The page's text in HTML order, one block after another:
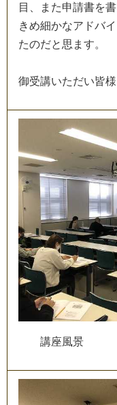
目
ま た申請書を書
きめ細かなア ドバイ
たのだと 思 ま す。
御受講いただい皆様
講座風景